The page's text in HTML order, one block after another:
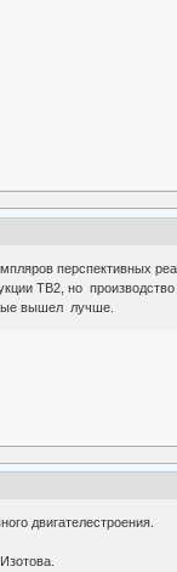
ТВ2, но
вышел лучше.
двигателестроения.